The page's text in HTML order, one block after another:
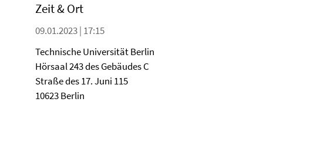
Zeit & Ort
09.01.2023 | 17:15
Technische Universität Berlin
Hörsaal 243 des Gebäudes C
Straße des 17. Juni 115
10623 Berlin